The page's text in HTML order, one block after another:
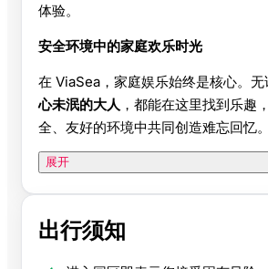
体验。
安全环境中的家庭欢乐时光
在 ViaSea，家庭娱乐始终是核心。
心未泯的大人 ，都能在这里找到乐趣
全、友好的环境中共同创造难忘回忆。
展开
出行须知